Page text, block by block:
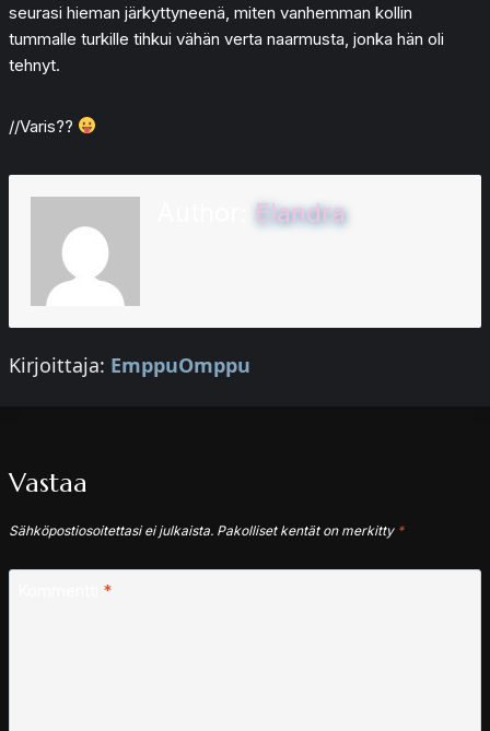
seurasi hieman järkyttyneenä, miten vanhemman kollin
tummalle turkille tihkui vähän verta naarmusta, jonka hän oli
tehnyt.
//Varis??
Elandra
Kirjoittaja: EmppuOmppu
Vastaa
Sähköpostiosoitettasi ei julkaista. Pakolliset kentät on merkitty *
*